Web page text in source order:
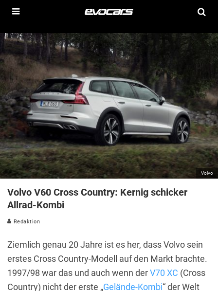
Volvo
Volvo V60 Cross Country: Kernig schicker
Allrad-Kombi
Redaktion
Ziemlich genau 20 Jahre ist es her, dass Volvo sein
erstes Cross Country-Modell auf den Markt brachte.
1997/98 war das und auch wenn derV70 XC (Cross
Country) nicht der erste „Gelände-Kombi“ der Welt